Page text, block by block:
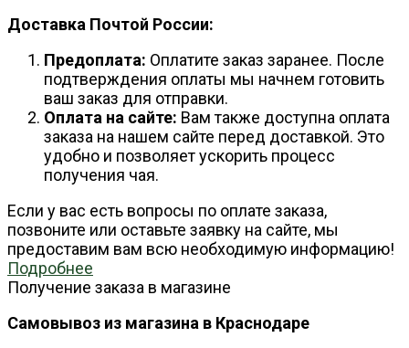
Доставка Почтой России:
Предоплата: Оплатите заказ заранее. После
подтверждения оплаты мы начнем готовить
ваш заказ для отправки.
Оплата на сайте: Вам также доступна оплата
заказа на нашем сайте перед доставкой. Это
удобно и позволяет ускорить процесс
получения чая.
Если у вас есть вопросы по оплате заказа,
позвоните или оставьте заявку на сайте, мы
предоставим вам всю необходимую информацию!
Подробнее
Получение заказа в магазине
Самовывоз из магазина в Краснодаре